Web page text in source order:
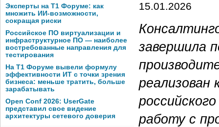
Эксперты на Т1 Форуме: как
множить ИИ-возможности,
сокращая риски
Российское ПО виртуализации и
инфраструктурное ПО — наиболее
востребованные направления для
тестирования
На Т1 Форуме вывели формулу
эффективности ИТ с точки зрения
бизнеса: меньше тратить, больше
зарабатывать
Open Conf 2026: UserGate
представил свое видение
архитектуры сетевого доверия
15.01.2026
завершила
реализован
работу с